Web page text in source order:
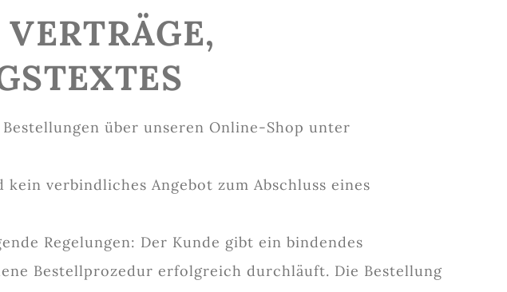
über unseren Online-Shop unter
verbindliches Angebot zum Abschluss eines
Regelungen: Der Kunde gibt ein bindendes
Bestellprozedur erfolgreich durchläuft. Die Bestellung